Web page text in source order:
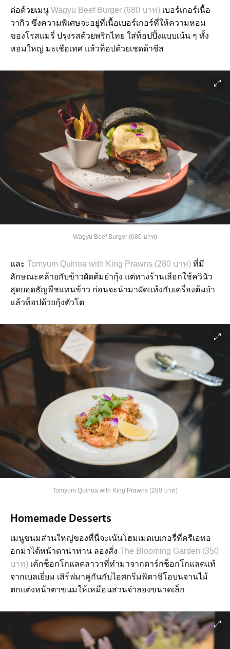
ต่อด้วยเมนู Wagyu Beef Burger (680 บาท) เบอร์เกอร์เนื้อ
วากิว ซึ่งความพิเศษจะอยู่ที่เนื้อเบอร์เกอร์ที่ให้ความหอม
ของโรสแมรี่ ปรุงรสด้วยพริกไทย ใส่ท็อปปิ้งแบบเน้น ๆ ทั้ง
หอมใหญ่ มะเชือเทศ แล้วท็อปด้วยเชดด้าชีส
Wagyu Beef Burger (680 บาท)
และ Tomyum Quinoa with King Prawns (280 บาท) ที่มี
ลักษณะคล้ายกับข้าวผัดต้มยำกุ้ง แต่ทางร้านเลือกใช้ควินัว
สุดยอดธัญพืชแทนข้าว ก่อนจะนำมาผัดแห้งกับเครื่องต้มยำ
แล้วท็อปด้วยกุ้งตัวโต
Tomyum Quinoa with King Prawns (280 บาท)
Homemade Desserts
เมนูขนมส่วนใหญ่ของที่นี่จะเน้นโฮมเมดเบเกอรี่ที่ครีเอทอ
อกมาได้หน้าตาน่าทาน ลองสั่ง The Blooming Garden (350
บาท) เค้กช็อกโกแลตลาวาที่ทำมาจากดาร์กช็อกโกแลตแท้
จากเบลเยี่ยม เสิร์ฟมาคู่กันกับไอศกรีมพิตาชิโอบนจานไม้
ตกแต่งหน้าตาขนมให้เหมือนสวนจำลองขนาดเล็ก